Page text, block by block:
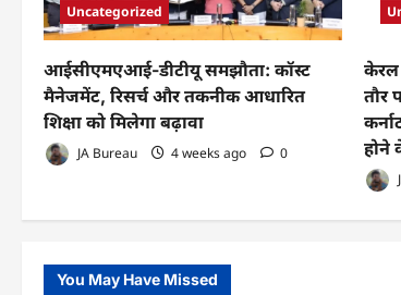
Uncategorized
आईसीएमएआई-डीटीयू समझौता: कॉस्ट
मैनेजमेंट, रिसर्च और तकनीक आधारित
शिक्षा को मिलेगा बढ़ावा
JA Bureau 4 weeks ago 0
केरल
तौर
होने
You May Have Missed